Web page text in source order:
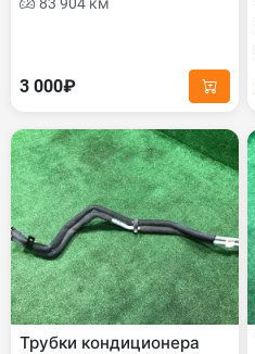
3 000₽
Трубки кондиционера